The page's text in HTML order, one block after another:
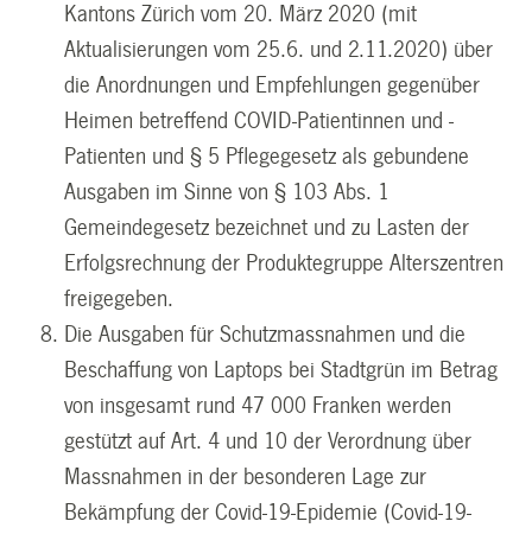
Kantons Zürich vom 20. März 2020 (mit
Aktualisierungen vom 25.6. und 2.11.2020) über
die Anordnungen und Empfehlungen gegenüber
Heimen betreffend COVID-Patientinnen und -
Patienten und § 5 Pflegegesetz als gebundene
Ausgaben im Sinne von § 103 Abs. 1
Gemeindegesetz bezeichnet und zu Lasten der
Erfolgsrechnung der Produktegruppe Alterszentren
freigegeben.
Die Ausgaben für Schutzmassnahmen und die
Beschaffung von Laptops bei Stadtgrün im Betrag
von insgesamt rund 47 000 Franken werden
gestützt auf Art. 4 und 10 der Verordnung über
Massnahmen in der besonderen Lage zur
Bekämpfung der Covid-19-Epidemie (Covid-19-